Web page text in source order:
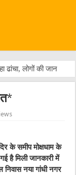
के समीप मोक्षधाम के
है मिली जानकारी में
निवास नया गांधी नगर